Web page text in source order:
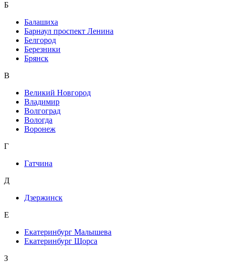
Б
Балашиха
Барнаул проспект Ленина
Белгород
Березники
Брянск
В
Великий Новгород
Владимир
Волгоград
Вологда
Воронеж
Г
Гатчина
Д
Дзержинск
Е
Екатеринбург Малышева
Екатеринбург Щорса
З